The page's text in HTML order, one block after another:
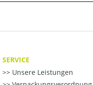
SERVICE
Unsere Leistungen